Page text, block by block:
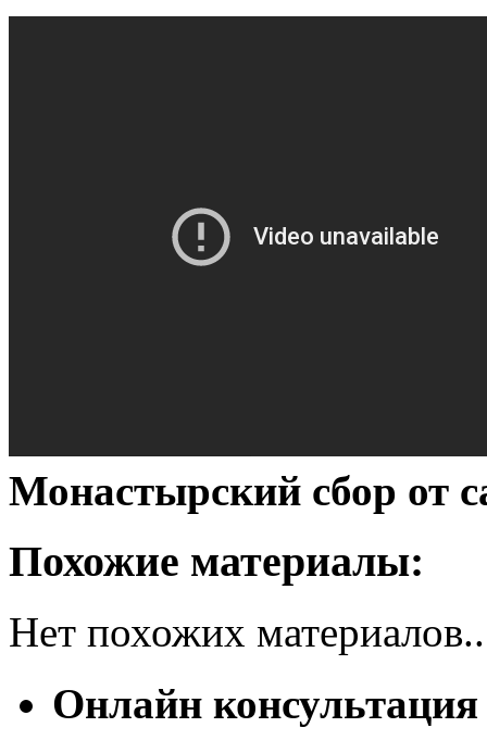
Монастырский сбор от
Похожие материалы:
Нет похожих
Онлайн консультация